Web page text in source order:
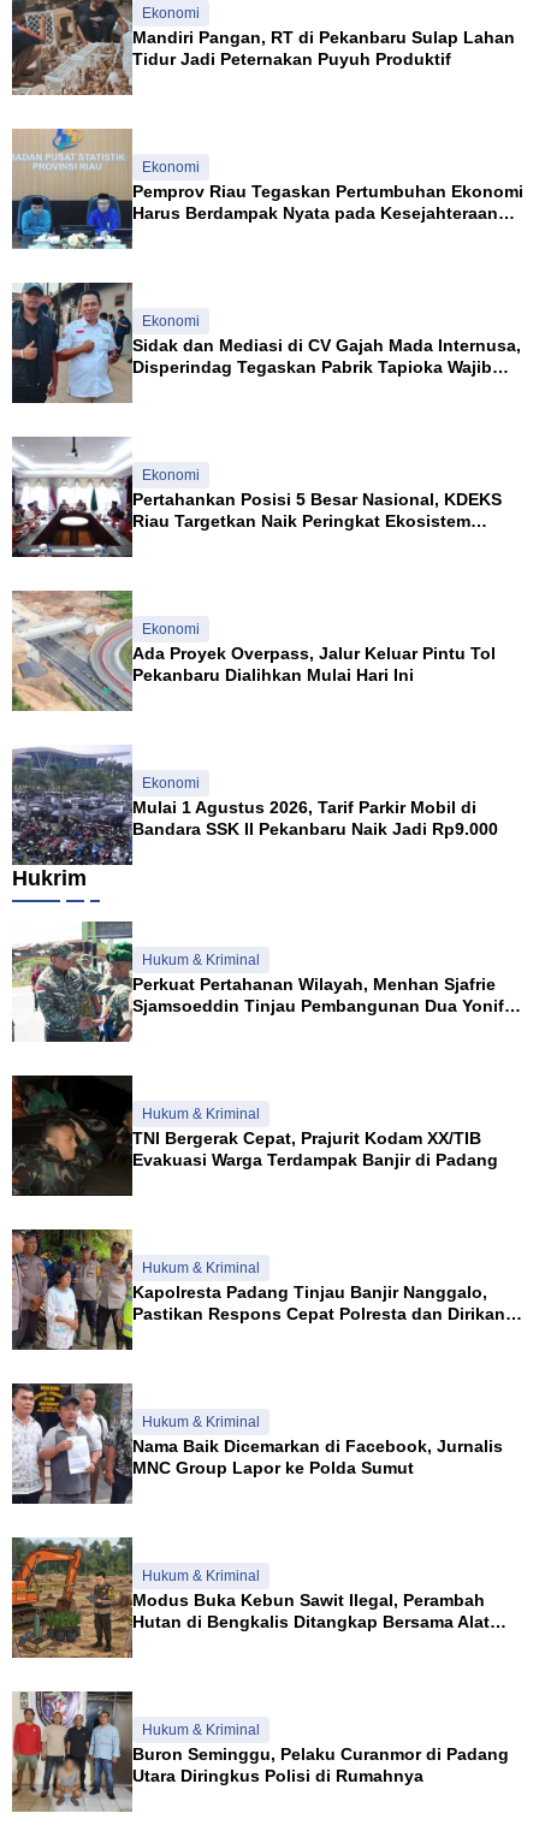
Ekonomi
Mandiri Pangan, RT di Pekanbaru Sulap Lahan
Tidur Jadi Peternakan Puyuh Produktif
Ekonomi
Pemprov Riau Tegaskan Pertumbuhan Ekonomi
Harus Berdampak Nyata pada Kesejahteraan
Ekonomi
Sidak dan Mediasi di CV Gajah Mada Internusa,
Disperindag Tegaskan Pabrik Tapioka Wajib
Ekonomi
Pertahankan Posisi 5 Besar Nasional, KDEKS
Riau Targetkan Naik Peringkat Ekosistem
Ekonomi
Ada Proyek Overpass, Jalur Keluar Pintu Tol
Pekanbaru Dialihkan Mulai Hari Ini
Ekonomi
Mulai 1 Agustus 2026, Tarif Parkir Mobil di
Bandara SSK II Pekanbaru Naik Jadi Rp9.000
Hukrim
Hukum & Kriminal
Perkuat Pertahanan Wilayah, Menhan Sjafrie
Sjamsoeddin Tinjau Pembangunan Dua Yonif
Hukum & Kriminal
TNI Bergerak Cepat, Prajurit Kodam XX/TIB
Evakuasi Warga Terdampak Banjir di Padang
Hukum & Kriminal
Kapolresta Padang Tinjau Banjir Nanggalo,
Pastikan Respons Cepat Polresta dan Dirikan
Hukum & Kriminal
Nama Baik Dicemarkan di Facebook, Jurnalis
MNC Group Lapor ke Polda Sumut
Hukum & Kriminal
Modus Buka Kebun Sawit Ilegal, Perambah
Hutan di Bengkalis Ditangkap Bersama Alat
Hukum & Kriminal
Buron Seminggu, Pelaku Curanmor di Padang
Utara Diringkus Polisi di Rumahnya